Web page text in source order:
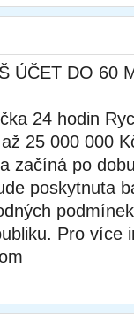
ÚČET DO 60
24 hodin
25 000 000
začíná po
poskytnuta
Pro více